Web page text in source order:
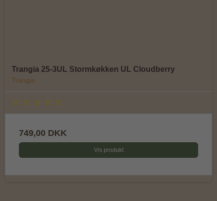
Trangia 25-3UL Stormkøkken UL Cloudberry
Trangia
749,00 DKK
Vis produkt